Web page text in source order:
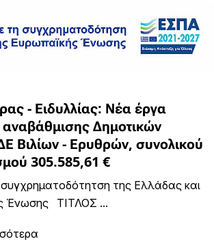
- Ειδυλλίας: Νέα έργα
αναβάθμισης Δημοτικών
Βιλίων - Ερυθρών, συνολικού
305.585,61 €
της Ελλάδας και
Ένωσης TΙΤΛΟΣ ...